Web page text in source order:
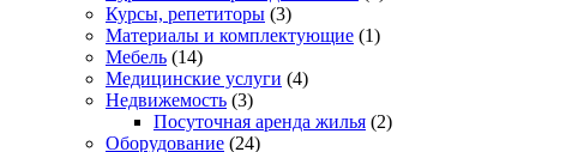
Курсы, репетиторы (3)
Материалы и комплектующие (1)
Мебель (14)
Медицинские услуги (4)
Недвижемость (3)
Посуточная аренда жилья (2)
Оборудование (24)